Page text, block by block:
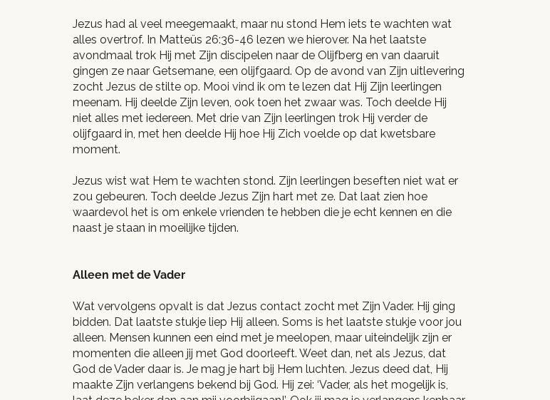
Jezus had al veel meegemaakt, maar nu stond Hem iets te wachten wat
alles overtrof. In Matteüs 26:36-46 lezen we hierover. Na het laatste
avondmaal trok Hij met Zijn discipelen naar de Olijfberg en van daaruit
gingen ze naar Getsemane, een olijfgaard. Op de avond van Zijn uitlevering
zocht Jezus de stilte op. Mooi vind ik om te lezen dat Hij Zijn leerlingen
meenam. Hij deelde Zijn leven, ook toen het zwaar was. Toch deelde Hij
niet alles met iedereen. Met drie van Zijn leerlingen trok Hij verder de
olijfgaard in, met hen deelde Hij hoe Hij Zich voelde op dat kwetsbare
moment.
Jezus wist wat Hem te wachten stond. Zijn leerlingen beseften niet wat er
zou gebeuren. Toch deelde Jezus Zijn hart met ze. Dat laat zien hoe
waardevol het is om enkele vrienden te hebben die je echt kennen en die
naast je staan in moeilijke tijden.
Alleen met de Vader
Wat vervolgens opvalt is dat Jezus contact zocht met Zijn Vader. Hij ging
bidden. Dat laatste stukje liep Hij alleen. Soms is het laatste stukje voor jou
alleen. Mensen kunnen een eind met je meelopen, maar uiteindelijk zijn er
momenten die alleen jij met God doorleeft. Weet dan, net als Jezus, dat
God de Vader daar is. Je mag je hart bij Hem luchten. Jezus deed dat, Hij
maakte Zijn verlangens bekend bij God. Hij zei: ‘Vader, als het mogelijk is,